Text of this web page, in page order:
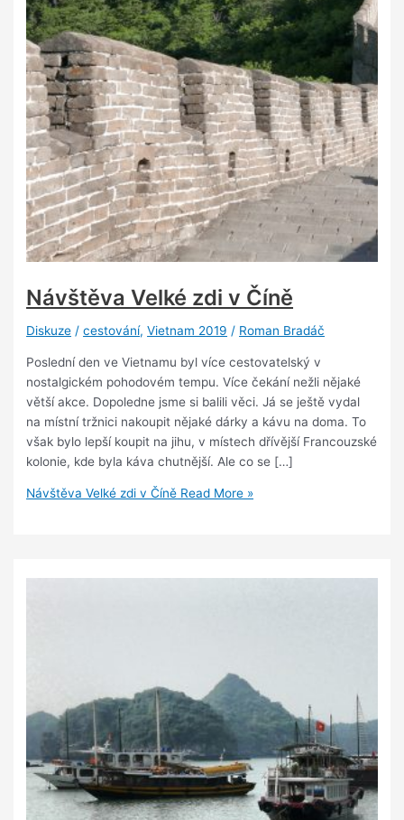
Návštěva Velké zdi v Číně
Diskuze /cestování,Vietnam 2019 / Roman Bradáč
Poslední den ve Vietnamu byl více cestovatelský v
nostalgickém pohodovém tempu. Více čekání nežli nějaké
větší akce. Dopoledne jsme si balili věci. Já se ještě vydal
na místní tržnici nakoupit nějaké dárky a kávu na doma. To
však bylo lepší koupit na jihu, v místech dřívější Francouzské
kolonie, kde byla káva chutnější. Ale co se […]
Návštěva Velké zdi v Číně Read More »